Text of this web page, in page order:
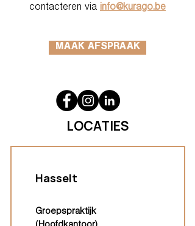
contacteren via info@kurago.be
MAAK AFSPRAAK
LOCATIES
Hasselt
Groepspraktijk